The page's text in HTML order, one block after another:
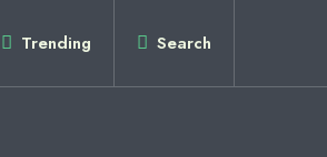
Trending Search